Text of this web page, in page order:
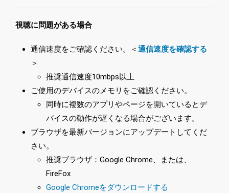
視聴に問題がある場合
通信速度をご確認ください。＜通信速度を確認する
＞
推奨通信速度10mbps以上
ご使用のデバイスのメモリをご確認ください。
同時に複数のアプリやページを開いているとデ
バイスの動作が遅くなる場合がございます。
ブラウザを最新バージョンにアップデートしてくだ
さい。
推奨ブラウザ：Google Chrome、または、
FireFox
Google Chromeをダウンロードする